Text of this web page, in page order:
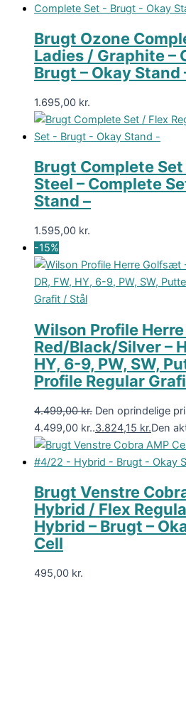
Brugt Ozone
Ladies / Graphite –
Brugt – Okay Stand
1.695,00 kr.
Brugt Complete
Steel – Complete
Stand –
1.595,00 kr.
-15%
Wilson Profile
Red/Black/Silver –
HY, 6-9, PW, SW,
Profile Regular
4.499,00kr. Den oprindelige
4.499,00 kr..3.824,15 kr.Den
Brugt Venstre
Hybrid / Flex
Hybrid – Brugt –
Cell
495,00 kr.